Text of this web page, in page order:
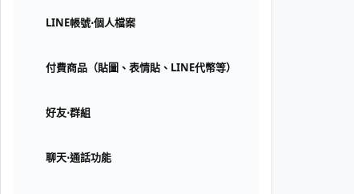
LINE帳號⋅個人檔案
付費商品（貼圖、表情貼、LINE代幣等）
好友⋅群組
聊天⋅通話功能